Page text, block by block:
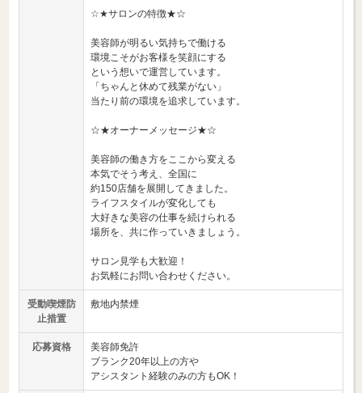
☆★サロンの特徴★☆
美容師が明るい気持ちで働ける
環境こそがお客様を笑顔にする
という想いで運営しています。
「ちゃんと休めて残業がない」
当たり前の環境を追求しています。
☆★オーナーメッセージ★☆
美容師の働き方をここから変える
本気でそう考え、全国に
約150店舗を展開してきました。
ライフスタイルが変化しても
大好きな美容の仕事を続けられる
場所を、共に作っていきましょう。
サロン見学も大歓迎！
お気軽にお問い合わせください。
受動喫煙防
止措置
敷地内禁煙
応募資格
美容師免許
ブランク20年以上の方や
アシスタント経験のみの方もOK！